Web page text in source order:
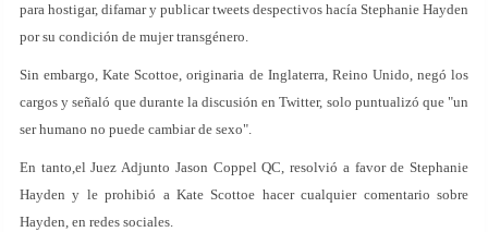
para hostigar, difamar y publicar tweets despectivos hacía Stephanie Hayden
por su condición de mujer transgénero.
Sin embargo, Kate Scottoe, originaria de Inglaterra, Reino Unido, negó los
cargos y señaló que durante la discusión en Twitter, solo puntualizó que "un
ser humano no puede cambiar de sexo".
En tanto,el Juez Adjunto Jason Coppel QC, resolvió a favor de Stephanie
Hayden y le prohibió a Kate Scottoe hacer cualquier comentario sobre
Hayden, en redes sociales.